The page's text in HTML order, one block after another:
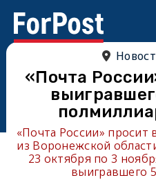
«Почта
«Почта России» просит
из Воронежской
23 октября по 3
выигравшего